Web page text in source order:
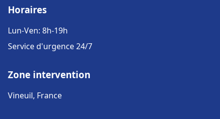
Horaires
Lun-Ven: 8h-19h
Service d'urgence 24/7
Zone intervention
Vineuil, France